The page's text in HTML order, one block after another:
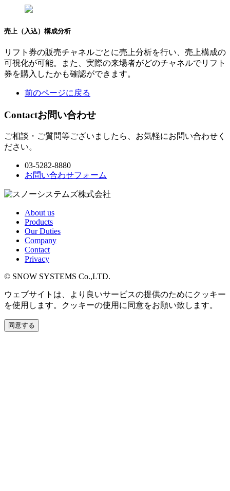
売上（入込）構成分析
リフト券の販売チャネルごとに売上分析を行い、売上構成の
可視化が可能。また、実際の来場者がどのチャネルでリフト
券を購入したかも確認ができます。
前のページに戻る
Contactお問い合わせ
ご相談・ご質問等ございましたら、お気軽にお問い合わせく
ださい。
03-5282-8880
お問い合わせフォーム
About us
Products
Our Duties
Company
Contact
Privacy
© SNOW SYSTEMS Co.,LTD.
ウェブサイトは、より良いサービスの提供のためにクッキー
を使用します。クッキーの使用に同意をお願い致します。
同意する